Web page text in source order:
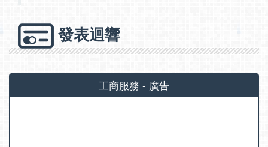
發表迴響
工商服務 - 廣告